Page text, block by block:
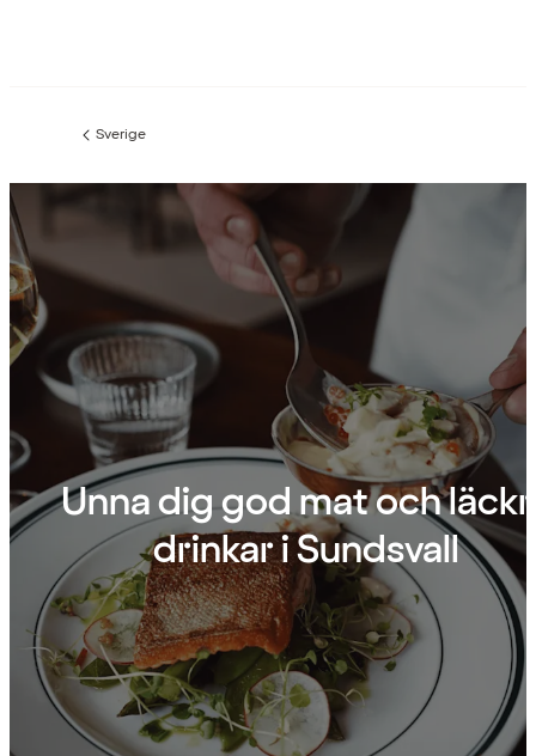
Föregående
Sverige
Unna dig god mat och
drinkar i Sundsvall